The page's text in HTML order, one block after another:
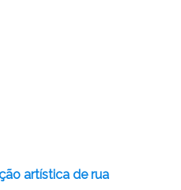
artística de rua